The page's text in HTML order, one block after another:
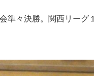
準々決勝。関西リーグ１